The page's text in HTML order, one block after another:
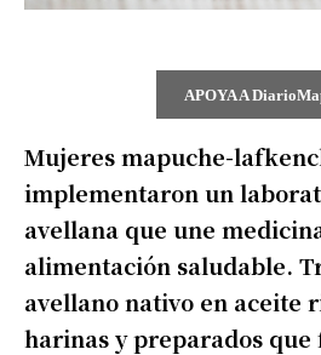
APOYA A
Mujeres mapuche-
implementaron un
avellana que une
alimentación saludable.
avellano nativo en aceite
harinas y preparados